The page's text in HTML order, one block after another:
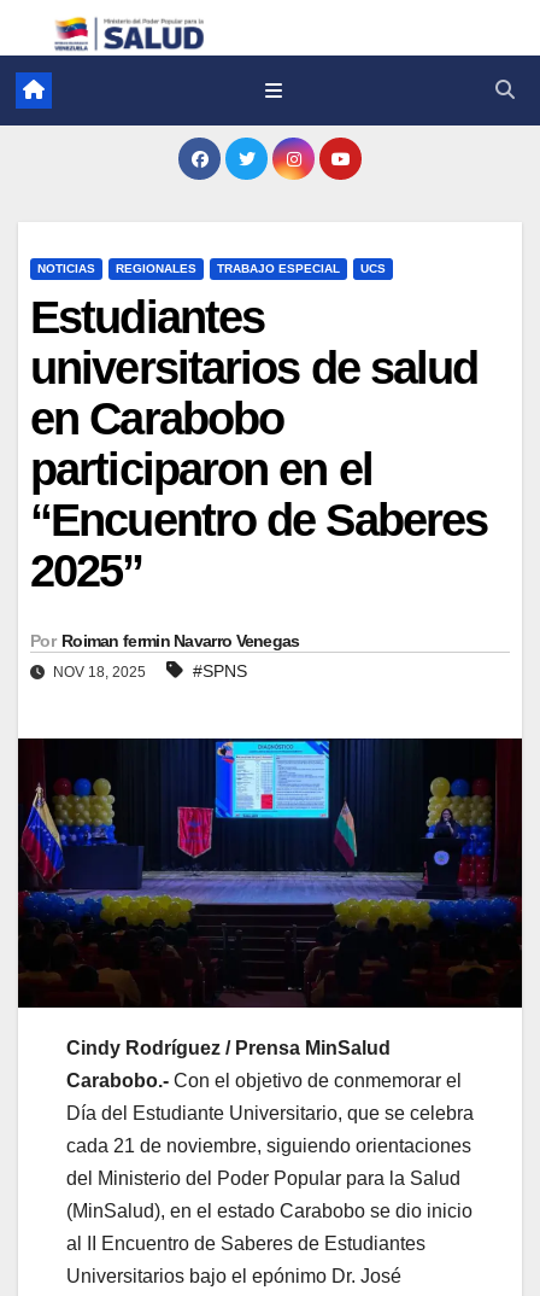
NOTICIAS REGIONALES TRABAJO ESPECIAL UCS
Estudiantes
universitarios de salud
en Carabobo
participaron en el
“Encuentro de Saberes
2025”
Por Roiman fermin Navarro Venegas
NOV 18, 2025 #SPNS
Cindy Rodríguez / Prensa MinSalud
Carabobo.- Con el objetivo de conmemorar el
Día del Estudiante Universitario, que se celebra
cada 21 de noviembre, siguiendo orientaciones
del Ministerio del Poder Popular para la Salud
(MinSalud), en el estado Carabobo se dio inicio
al II Encuentro de Saberes de Estudiantes
Universitarios bajo el epónimo Dr. José